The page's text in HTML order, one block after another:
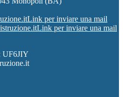
Link per inviare una mail
Link per inviare una mail
UF6JIY